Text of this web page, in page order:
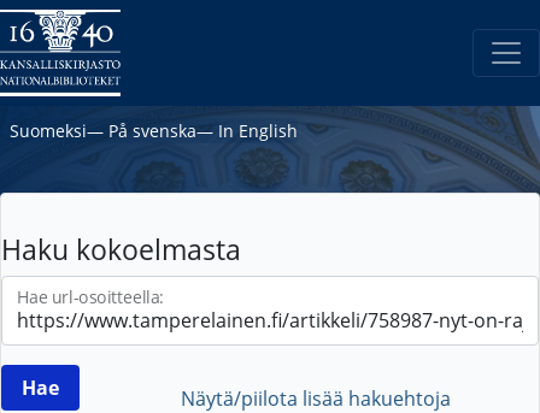
Suomeksi― På svenska― In English
Haku kokoelmasta
Hae url-osoitteella:
Näytä/piilota lisää hakuehtoja